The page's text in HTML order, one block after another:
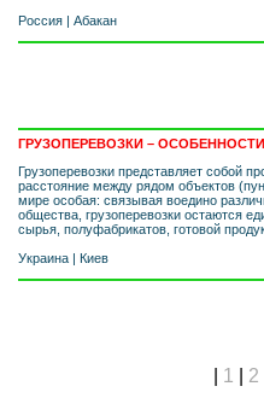
Россия | Абакан
ГРУЗОПЕРЕВОЗКИ –
Грузоперевозки представляет собой
расстояние между рядом объектов
мире особая: связывая воедино
общества, грузоперевозки остаются
сырья, полуфабрикатов, готовой
Украина | Киев
1 2